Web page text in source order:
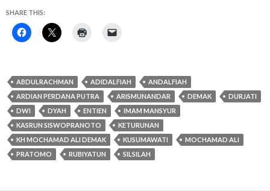
SHARE THIS:
ABDULRACHMAN ADIDALFIAH
ANDALFIAH
ARDIAN PERDANA PUTRA
ARISMUNANDAR DEMAK
DURJATI
DWI
DYAH ENTIEN
IMAM MANSYUR
KASRUN SISWOPRANOTO
KETURUNAN
KH MOCHAMAD ALI DEMAK
KUSUMAWATI
MOCHAMAD ALI
PRATOMO
RUBIYATUN SILSILAH